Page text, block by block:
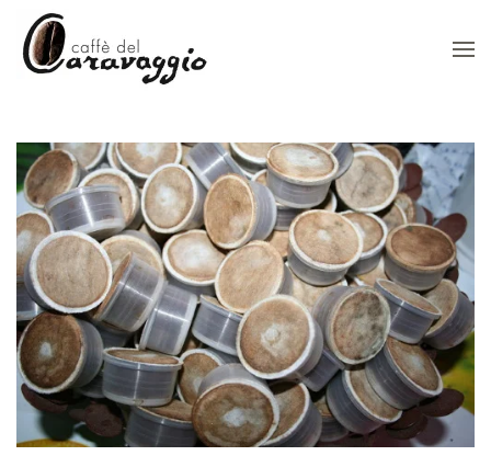
Skip to main content